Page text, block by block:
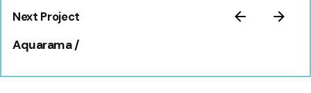
Next Project
Aquarama /